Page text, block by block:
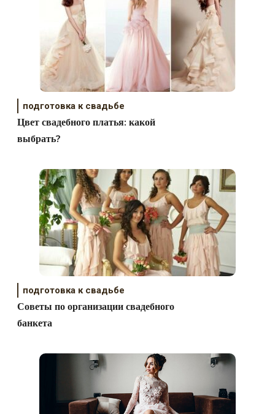
подготовка к свадьбе
Цвет свадебного платья: какой
выбрать?
подготовка к свадьбе
Советы по организации свадебного
банкета